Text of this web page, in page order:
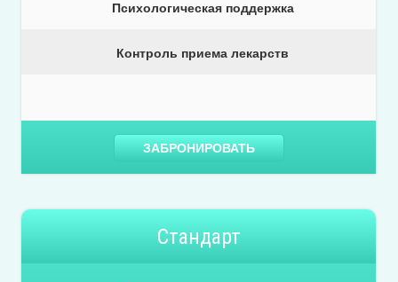
Психологическая поддержка
Контроль приема лекарств
ЗАБРОНИРОВАТЬ
Стандарт